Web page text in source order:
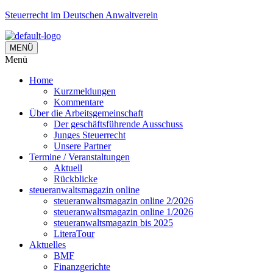
Steuerrecht im Deutschen Anwaltverein
MENÜ
Menü
Home
Kurzmeldungen
Kommentare
Über die Arbeitsgemeinschaft
Der geschäftsführende Ausschuss
Junges Steuerrecht
Unsere Partner
Termine / Veranstaltungen
Aktuell
Rückblicke
steueranwaltsmagazin online
steueranwaltsmagazin online 2/2026
steueranwaltsmagazin online 1/2026
steueranwaltsmagazin bis 2025
LiteraTour
Aktuelles
BMF
Finanzgerichte